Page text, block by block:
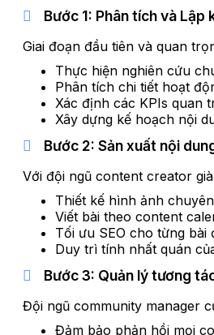
Bước 1: Phân tích và Lập
Giai đoạn đầu tiên và quan
Thực hiện nghiên cứu
Phân tích chi tiết hoạt
Xác định các KPIs quan
Xây dựng kế hoạch nội
Bước 2: Sản xuất nội
Với đội ngũ content creator
Thiết kế hình ảnh
Viết bài theo content
Tối ưu SEO cho từng bài
Duy trì tính nhất quán
Bước 3: Quản lý tương
Đội ngũ community manager
Đảm bảo phản hồi mọi